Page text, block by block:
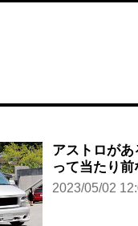
アストロがあ
って当たり前
2023/05/02